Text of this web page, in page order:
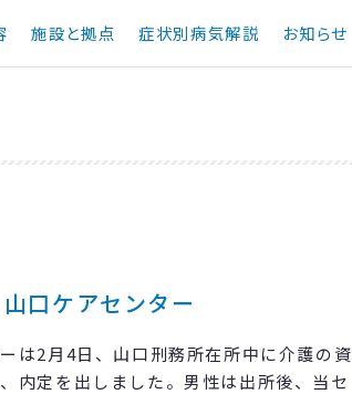
施設と拠点 症状別病気解説 お知らせ
口ケアセンター
は2月4日、山口刑務所在所中に介護の資
内定を出しました。男性は出所後、当セ